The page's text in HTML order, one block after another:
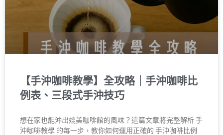
【手沖咖啡教學】全攻略｜手沖咖啡比
例表、三段式手沖技巧
想在家也能沖出媲美咖啡館的風味？這篇文章將完整解析 手
沖咖啡教學 的每一步，教你如何運用正確的 手沖咖啡比例